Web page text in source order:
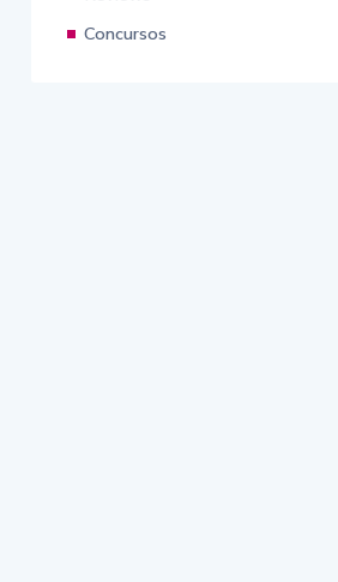
Concursos